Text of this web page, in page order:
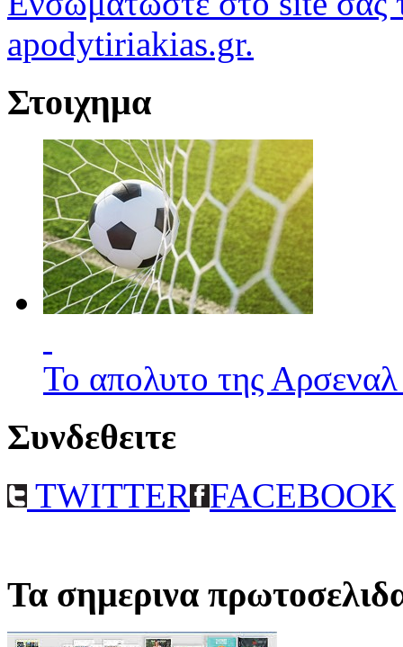
apodytiriakias.gr.
Στοιχημα
Το απολυτο της
Συνδεθειτε
TWITTER FACEBOOK
Τα σημερινα